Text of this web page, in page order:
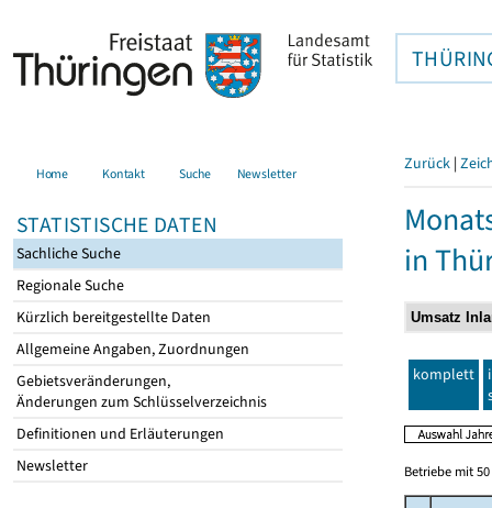
Home Kontakt Suche Newsletter
STATISTISCHE DATEN
Sachliche Suche
Regionale Suche
Kürzlich bereitgestellte Daten
Allgemeine Angaben, Zuordnungen
Gebietsveränderungen,
Änderungen zum Schlüsselverzeichnis
Definitionen und Erläuterungen
Newsletter
Zurück |
in
komplett
Betriebe mit